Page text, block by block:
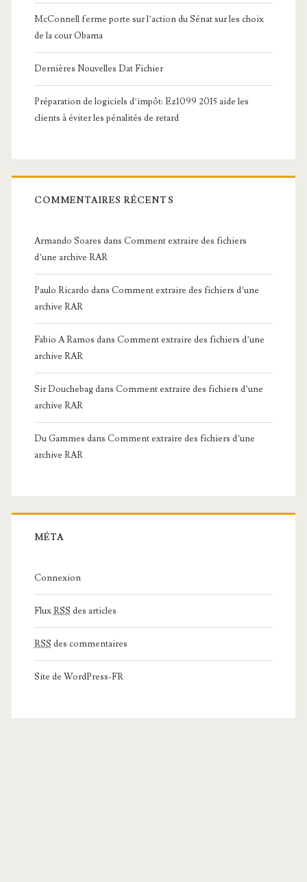
McConnell ferme porte sur l’action du Sénat sur les choix
de la cour Obama
Dernières Nouvelles Dat Fichier
Préparation de logiciels d’impôt: Ez1099 2015 aide les
clients à éviter les pénalités de retard
COMMENTAIRES RÉCENTS
Armando Soares dans Comment extraire des fichiers
d’une archive RAR
Paulo Ricardo dans Comment extraire des fichiers d’une
archive RAR
Fabio A Ramos dans Comment extraire des fichiers d’une
archive RAR
Sir Douchebagdans Comment extraire des fichiers d’une
archive RAR
Du Gammes dans Comment extraire des fichiers d’une
archive RAR
MÉTA
Connexion
FluxRSS des articles
RSS des commentaires
Site de WordPress-FR